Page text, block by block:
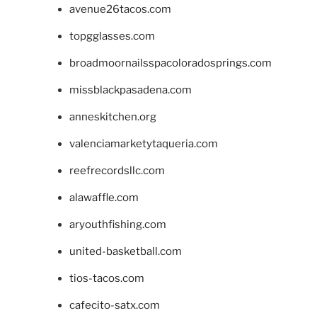
avenue26tacos.com
topgglasses.com
broadmoornailsspacoloradosprings.com
missblackpasadena.com
anneskitchen.org
valenciamarketytaqueria.com
reefrecordsllc.com
alawaffle.com
aryouthfishing.com
united-basketball.com
tios-tacos.com
cafecito-satx.com